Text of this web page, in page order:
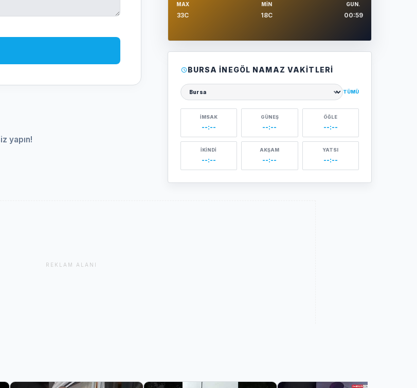
yapın!
MAX
33C
MIN
18C
GUN.
00:59
BURSA İNEGÖL NAMAZ VAKITLERI
Şehir seçin
TÜMÜ
İMSAK
--:--
GÜNEŞ
--:--
ÖĞLE
--:--
İKINDI
--:--
AKŞAM
--:--
YATSI
--:--
REKLAM ALANI